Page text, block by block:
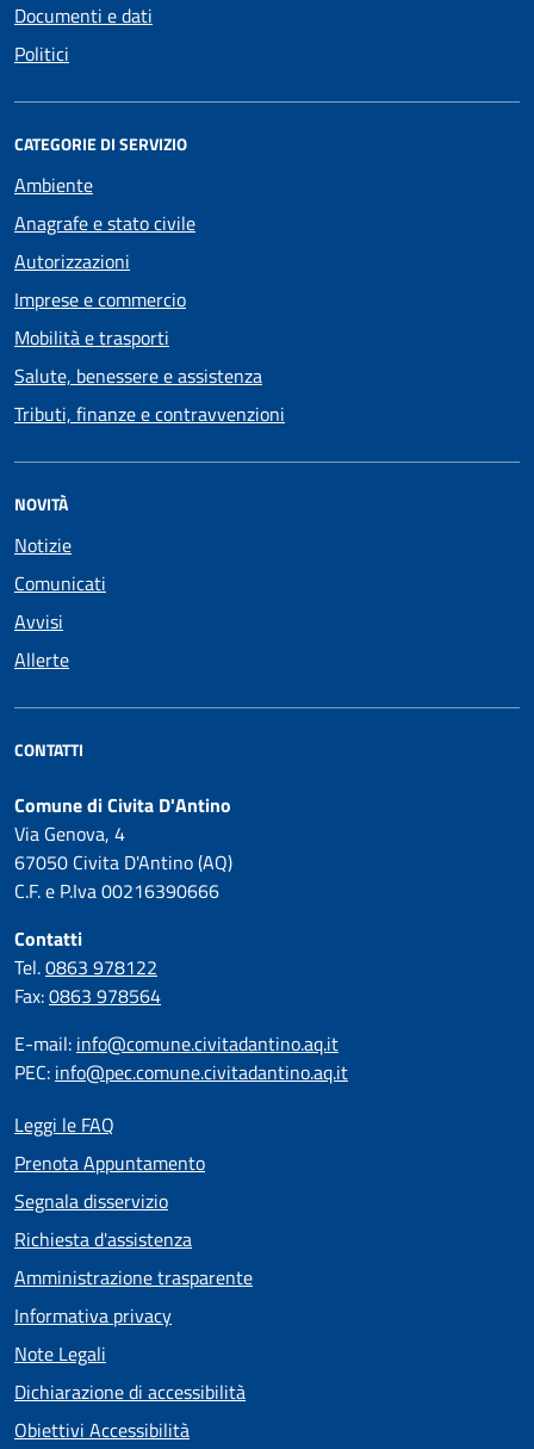
Documenti e dati
Politici
CATEGORIE DI SERVIZIO
Ambiente
Anagrafe e stato civile
Autorizzazioni
Imprese e commercio
Mobilità e trasporti
Salute, benessere e assistenza
Tributi, finanze e contravvenzioni
NOVITÀ
Notizie
Comunicati
Avvisi
Allerte
CONTATTI
Comune di Civita D'Antino
Via Genova, 4
67050 Civita D'Antino (AQ)
C.F. e P.Iva 00216390666
Contatti
Tel.0863 978122
Fax:0863 978564
E-mail: info@comune.civitadantino.aq.it
PEC: info@pec.comune.civitadantino.aq.it
Leggi le FAQ
Prenota Appuntamento
Segnala disservizio
Richiesta d'assistenza
Amministrazione trasparente
Informativa privacy
Note Legali
Dichiarazione di accessibilità
Obiettivi Accessibilità